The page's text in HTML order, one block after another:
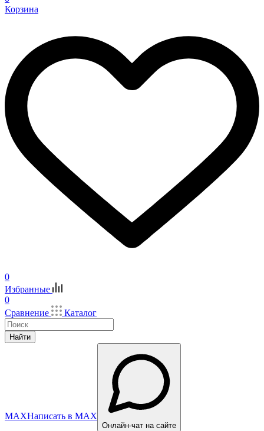
Корзина
0
Избранные
0
Сравнение
Каталог
Найти
MAXНаписать в MAX
Онлайн-чат на сайте